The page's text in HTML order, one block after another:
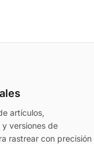
artículos,
versiones de
rastrear con precisión